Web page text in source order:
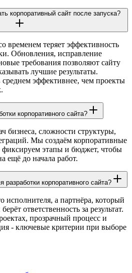
корпоративный сайт после запуска?
временем теряет эффективность
Обновления, исправление
требования позволяют сайту
лучшие результаты.
эффективнее, чем проекты
корпоративного сайта?
бизнеса, сложности структуры,
Мы создаём корпоративные
фиксируем этапы и бюджет, чтобы
ещё до начала работ.
корпоративного сайта?
исполнителя, а партнёра, который
ответственность за результат.
прозрачный процесс и
- ключевые критерии при выборе